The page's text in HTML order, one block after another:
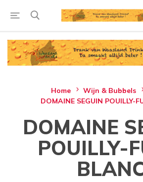
Home Wijn & Bubbels
DOMAINE SEGUIN POUILLY-
DOMAINE
POUILLY-